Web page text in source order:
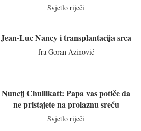
Svjetlo riječi
Jean-Luc Nancy i transplantacija srca
fra Goran Azinović
Nuncij Chullikatt: Papa vas potiče da
ne pristajete na prolaznu sreću
Svjetlo riječi